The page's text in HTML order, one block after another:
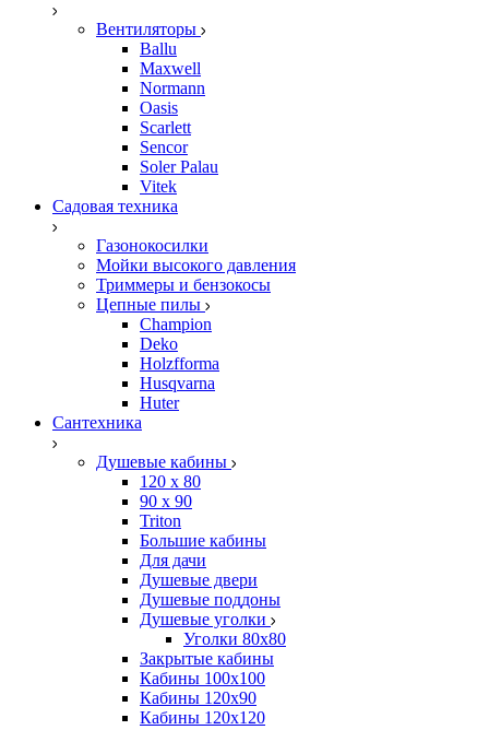
Вентиляторы
Ballu
Maxwell
Normann
Oasis
Scarlett
Sencor
Soler Palau
Vitek
Садовая техника
Газонокосилки
Мойки высокого давления
Триммеры и бензокосы
Цепные пилы
Champion
Deko
Holzfforma
Husqvarna
Huter
Сантехника
Душевые кабины
120 x 80
90 х 90
Triton
Большие кабины
Для дачи
Душевые двери
Душевые поддоны
Душевые уголки
Уголки 80х80
Закрытые кабины
Кабины 100x100
Кабины 120x90
Кабины 120х120